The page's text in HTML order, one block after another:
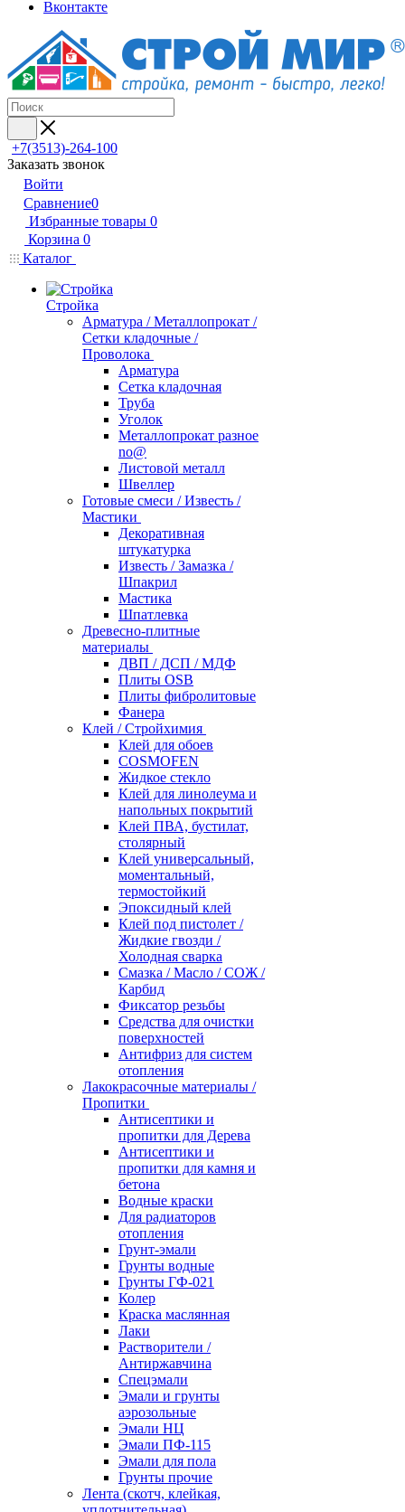
Вконтакте
+7(3513)-264-100
Заказать звонок
Войти
Сравнение0
Избранные товары 0
Корзина 0
Каталог
Стройка
Арматура / Металлопрокат /
Сетки кладочные /
Проволока
Арматура
Сетка кладочная
Труба
Уголок
Металлопрокат разное
no@
Листовой металл
Швеллер
Готовые смеси / Известь /
Мастики
Декоративная
штукатурка
Известь / Замазка /
Шпакрил
Мастика
Шпатлевка
Древесно-плитные
материалы
ДВП / ДСП / МДФ
Плиты OSB
Плиты фибролитовые
Фанера
Клей / Стройхимия
Клей для обоев
COSMOFEN
Жидкое стекло
Клей для линолеума и
напольных покрытий
Клей ПВА, бустилат,
столярный
Клей универсальный,
моментальный,
термостойкий
Эпоксидный клей
Клей под пистолет /
Жидкие гвозди /
Холодная сварка
Смазка / Масло / СОЖ /
Карбид
Фиксатор резьбы
Средства для очистки
поверхностей
Антифриз для систем
отопления
Лакокрасочные материалы /
Пропитки
Антисептики и
пропитки для Дерева
Антисептики и
пропитки для камня и
бетона
Водные краски
Для радиаторов
отопления
Грунт-эмали
Грунты водные
Грунты ГФ-021
Колер
Краска маслянная
Лаки
Растворители /
Антиржавчина
Спецэмали
Эмали и грунты
аэрозольные
Эмали НЦ
Эмали ПФ-115
Эмали для пола
Грунты прочие
Лента (скотч, клейкая,